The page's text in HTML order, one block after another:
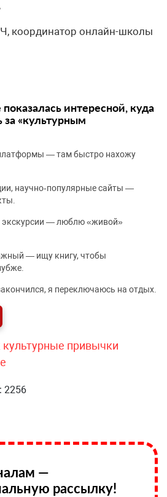
координатор онлайн-школы
интересной, куда
«культурным
— там быстро нахожу
научно‑популярные сайты —
экскурсии — люблю «живой»
— ищу книгу, чтобы
я переключаюсь на отдых.
культурные привычки
2256
—
рассылку!